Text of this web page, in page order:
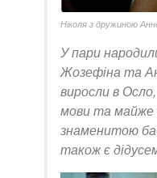
Ніколя з дружиною
У пари
Жозефіна та
виросли в
мови та майже
знаменитою
також є